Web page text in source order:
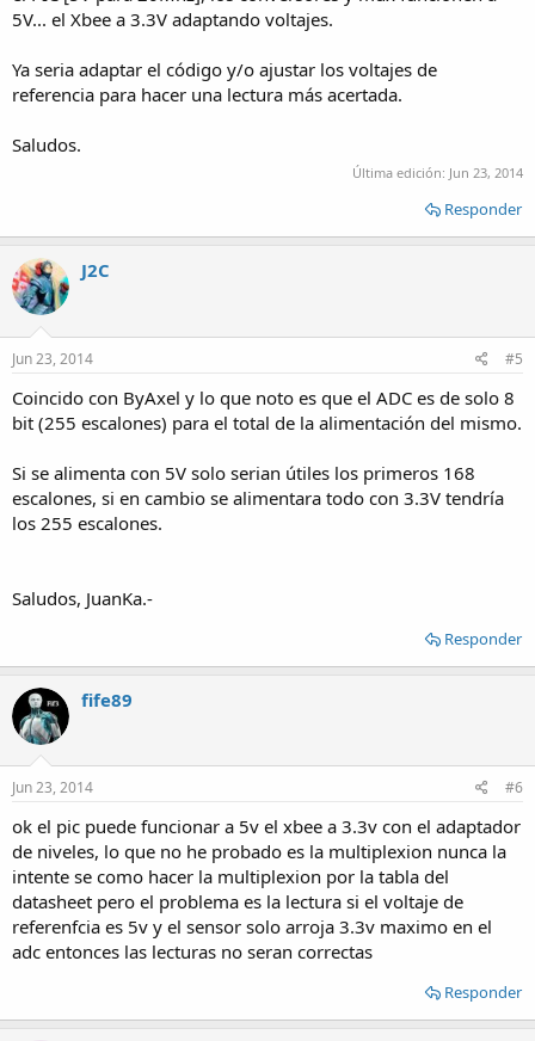
5V... el Xbee a 3.3V adaptando voltajes.
Ya seria adaptar el código y/o ajustar los voltajes de
referencia para hacer una lectura más acertada.
Saludos.
Última edición: Jun 23, 2014
Responder
J2C
Jun 23, 2014 #5
Coincido con ByAxel y lo que noto es que el ADC es de solo 8
bit (255 escalones) para el total de la alimentación del mismo.
Si se alimenta con 5V solo serian útiles los primeros 168
escalones, si en cambio se alimentara todo con 3.3V tendría
los 255 escalones.
Saludos, JuanKa.-
Responder
fife89
Jun 23, 2014 #6
ok el pic puede funcionar a 5v el xbee a 3.3v con el adaptador
de niveles, lo que no he probado es la multiplexion nunca la
intente se como hacer la multiplexion por la tabla del
datasheet pero el problema es la lectura si el voltaje de
referenfcia es 5v y el sensor solo arroja 3.3v maximo en el
adc entonces las lecturas no seran correctas
Responder